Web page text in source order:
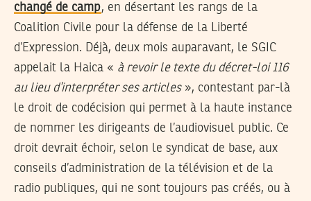
changé de camp, en désertant les rangs de la
Coalition Civile pour la défense de la Liberté
d’Expression. Déjà, deux mois auparavant, le SGIC
appelait la Haica « à revoir le texte du décret-loi 116
au lieu d’interpréter ses articles», contestant par-là
le droit de codécision qui permet à la haute instance
de nommer les dirigeants de l’audiovisuel public. Ce
droit devrait échoir, selon le syndicat de base, aux
conseils d’administration de la télévision et de la
radio publiques, qui ne sont toujours pas créés, ou à